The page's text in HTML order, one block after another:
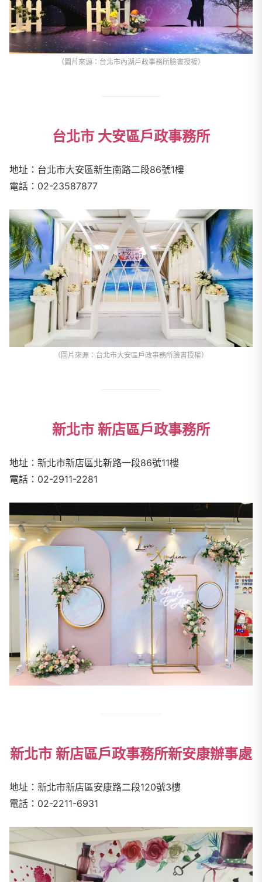
（圖片來源：台北市內湖戶政事務所臉書授權）
台北市 大安區戶政事務所
地址：台北市大安區新生南路二段86號1樓
電話：02-23587877
（圖片來源：台北市大安區戶政事務所臉書授權）
新北市 新店區戶政事務所
地址：新北市新店區北新路一段86號11樓
電話：02-2911-2281
新北市 新店區戶政事務所新安康辦事處
地址：新北市新店區安康路二段120號3樓
電話： 02-2211-6931